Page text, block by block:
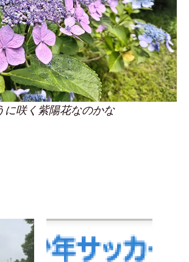
に咲く紫陽花なのかな